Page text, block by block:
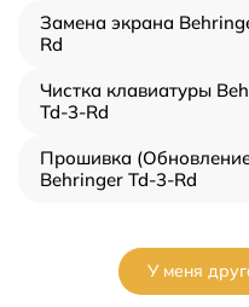
Замена экрана
Rd
Чистка клавиатуры
Td-3-Rd
Прошивка
Behringer Td-3-Rd
У меня